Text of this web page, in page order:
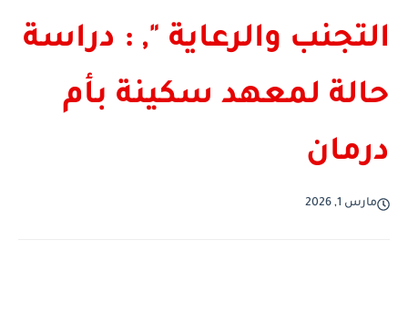
التجنب والرعاية ", : دراسة
حالة لمعهد سكينة بأم
درمان
مارس 1, 2026